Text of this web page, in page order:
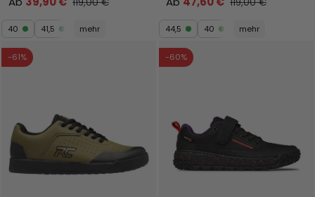
40 41,5 mehr 44,5 40 mehr
-61% -60%